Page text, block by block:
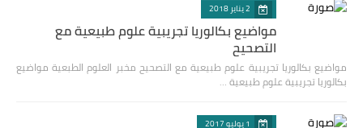
2 يناير 2018
مواضيع بكالوريا تجريبية علوم طبيعية مع
التصحيح
مواضيع بكالوريا تجريبية علوم طبيعية مع التصحيح مخبر العلوم الطبعية مواضيع
بكالوريا تجريبية علوم طبيعية …
1 يوليو 2017